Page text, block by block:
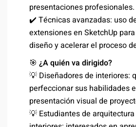
presentaciones profesionales.
✔️ Técnicas avanzadas: uso
extensiones en SketchUp
diseño y acelerar el proceso
🎯 ¿A quién va dirigido?
💡 Diseñadores de interiores:
perfeccionar sus habilidades
presentación visual de
💡 Estudiantes de